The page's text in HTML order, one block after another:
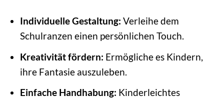
Individuelle Gestaltung: Verleihe dem
Schulranzen einen persönlichen Touch.
Kreativität fördern: Ermögliche es Kindern,
ihre Fantasie auszuleben.
Einfache Handhabung: Kinderleichtes